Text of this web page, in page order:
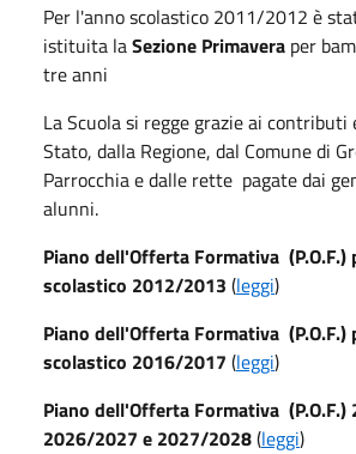
Per l'anno scolastico 2011/2012 è
istituita laSezione Primavera per
tre anni
La Scuola si regge grazie ai contributi
Stato, dalla Regione, dal Comune di
Parrocchia e dalle rette pagate dai
alunni.
Piano dell'Offerta Formativa (P.O.F.)
scolastico 2012/2013 (leggi)
Piano dell'Offerta Formativa (P.O.F.)
scolastico 2016/2017 (leggi)
Piano dell'Offerta Formativa
2026/2027 e 2027/2028(leggi)